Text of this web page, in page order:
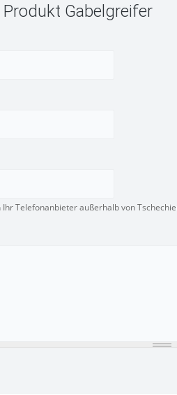
Gabelgreifer
Telefonanbieter außerhalb von